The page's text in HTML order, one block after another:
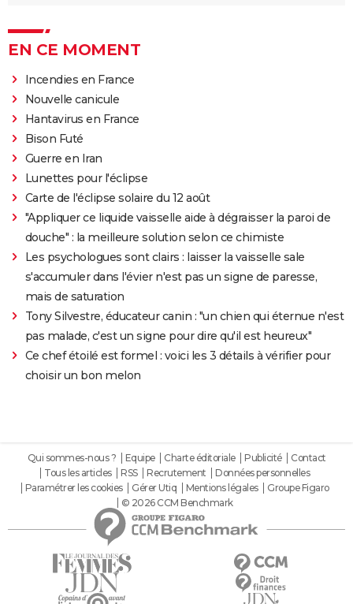
EN CE MOMENT
Incendies en France
Nouvelle canicule
Hantavirus en France
Bison Futé
Guerre en Iran
Lunettes pour l'éclipse
Carte de l'éclipse solaire du 12 août
"Appliquer ce liquide vaisselle aide à dégraisser la paroi de
douche" : la meilleure solution selon ce chimiste
Les psychologues sont clairs : laisser la vaisselle sale
s'accumuler dans l'évier n'est pas un signe de paresse,
mais de saturation
Tony Silvestre, éducateur canin : "un chien qui éternue n'est
pas malade, c'est un signe pour dire qu'il est heureux"
Ce chef étoilé est formel : voici les 3 détails à vérifier pour
choisir un bon melon
Qui sommes-nous ? Equipe Charte éditoriale Publicité
Contact
Tous les articles
RSS Recrutement
Données personnelles
Paramétrer les cookies
Gérer Utiq Mentions légales
Groupe Figaro
© 2026 CCM Benchmark